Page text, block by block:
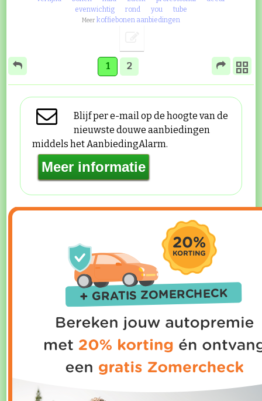
evenwichtig
rond you tube
Meer koffiebonen aanbiedingen
1 2
Blijf per e-mail op de hoogte van de
nieuwste douwe aanbiedingen
middels het AanbiedingAlarm.